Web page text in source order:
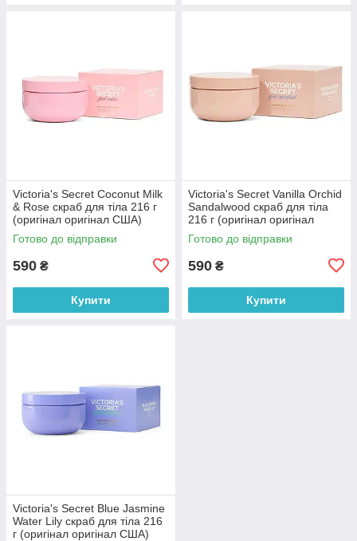
Victoria's Secret Coconut Milk
& Rose скраб для тіла 216 г
(оригінал оригінал США)
Готово до відправки
590 ₴
Купити
Victoria's Secret Vanilla Orchid
Sandalwood скраб для тіла
216 г (оригінал оригінал
США)
Готово до відправки
590 ₴
Купити
Victoria's Secret Blue Jasmine
Water Lily скраб для тіла 216
г (оригінал оригінал США)